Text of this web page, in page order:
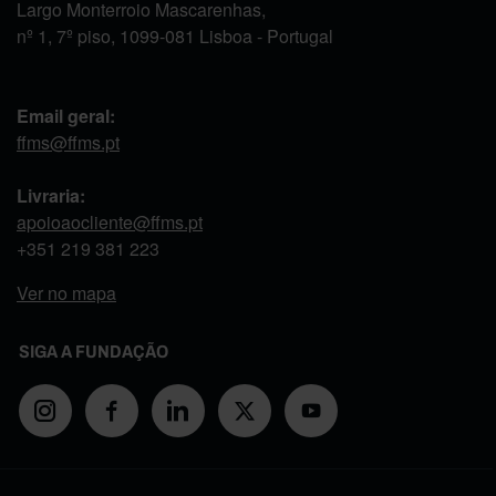
Largo Monterroio Mascarenhas,
nº 1, 7º piso, 1099-081 Lisboa - Portugal
Email geral:
ffms@ffms.pt
Livraria:
apoioaocliente@ffms.pt
+351 219 381 223
Ver no mapa
SIGA A FUNDAÇÃO